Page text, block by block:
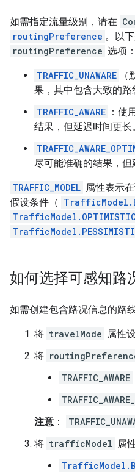
如需指定流量级别，请在
routingPreference 。以
routingPreference 选项：
TRAFFIC_UNAWARE
果，其中包含大致的路
TRAFFIC_AWARE ：使
结果，但延迟时间更长
尽可能准确的结果，但
TRAFFIC_MODEL 属性表示
假设条件（
如何选择可感知路
如需创建包含路况信息的路
将 travelMode 属性
将
TRAFFIC_AWARE
注意 ：
将 trafficModel 属